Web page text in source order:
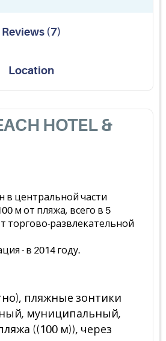
Reviews(7)
Location
HOTEL &
в центральной части
м от пляжа, всего в 5
торгово-развлекательной
- в 2014 году.
пляжные зонтики
муниципальный,
((100 м)), через